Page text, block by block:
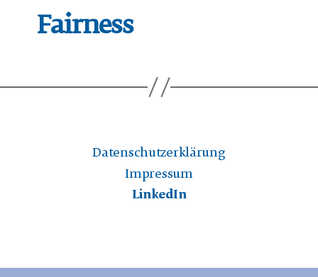
Fairness
Datenschutzerklärung
Impressum
LinkedIn